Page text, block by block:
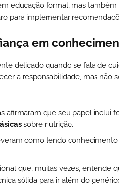
educação formal, mas
para implementar
em
delicado quando se fala de
a responsabilidade, mas não
afirmaram que seu papel inclui
sobre nutrição.
como tendo conhecimento
que, muitas vezes, entende
sólida para ir além do